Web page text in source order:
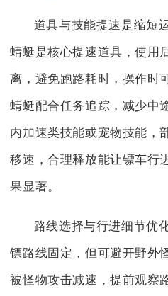
道具与技能提速是缩短
蜻蜓是核心提速道具，使用
离，避免跑路耗时，操作时
蜻蜓配合任务追踪，减少中
内加速类技能或宠物技能，
移速，合理释放能让镖车行
果显著。
路线选择与行进细节优
镖路线固定，但可避开野外
被怪物攻击减速，提前观察